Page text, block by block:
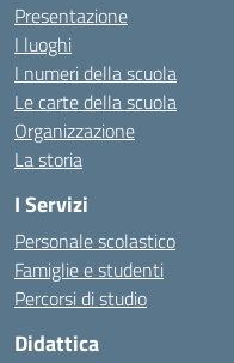
Presentazione
I luoghi
I numeri della scuola
Le carte della scuola
Organizzazione
La storia
I Servizi
Personale scolastico
Famiglie e studenti
Percorsi di studio
Didattica